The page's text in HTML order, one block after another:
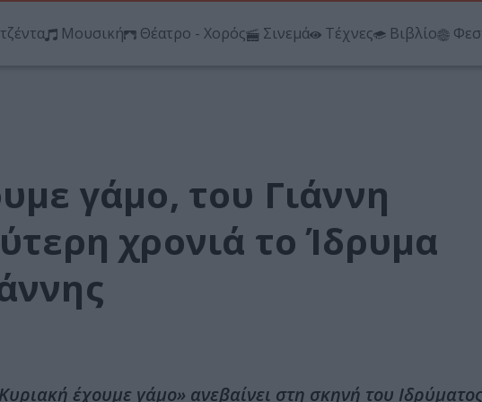
Μουσική Θέατρο - Χορός Σινεμά Τέχνες Βιβλίο
γάμο, του Γιάννη
χρονιά το Ίδρυμα
έχουμε γάμο» ανεβαίνει στη σκηνή του